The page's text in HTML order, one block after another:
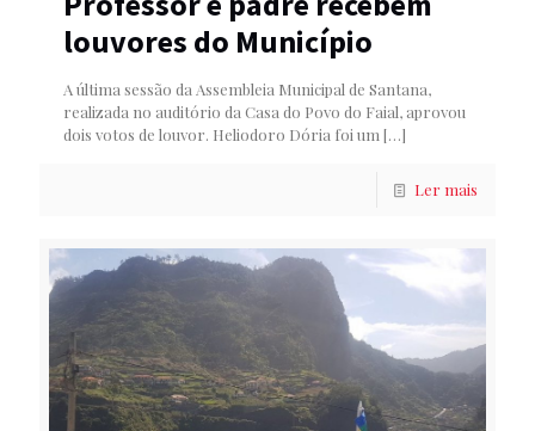
louvores do Município
A última sessão da Assembleia Municipal de Santana,
realizada no auditório da Casa do Povo do Faial, aprovou
dois votos de louvor. Heliodoro Dória foi um […]
Ler mais